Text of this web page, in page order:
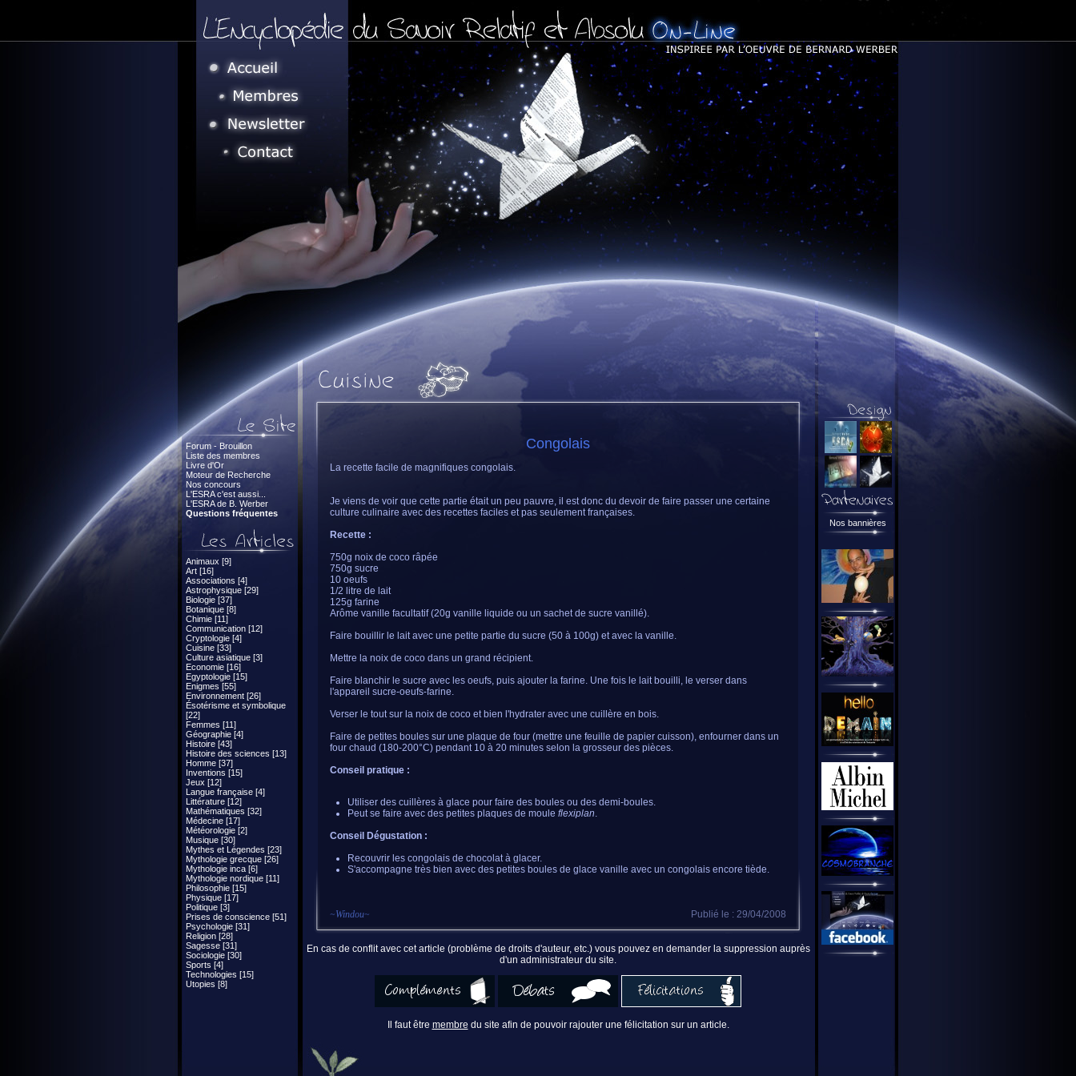
Forum - Brouillon
Liste des membres
Livre d'Or
Moteur de Recherche
Nos concours
L'ESRA c'est aussi...
L'ESRA de B. Werber
Questions fréquentes
Animaux [9]
Art [16]
Associations [4]
Astrophysique [29]
Biologie [37]
Botanique [8]
Chimie [11]
Communication [12]
Cryptologie [4]
Cuisine [33]
Culture asiatique [3]
Economie [16]
Egyptologie [15]
Enigmes [55]
Environnement [26]
Ésotérisme et symbolique
[22]
Femmes [11]
Géographie [4]
Histoire [43]
Histoire des sciences [13]
Homme [37]
Inventions [15]
Jeux [12]
Langue française [4]
Littérature [12]
Mathématiques [32]
Médecine [17]
Météorologie [2]
Musique [30]
Mythes et Légendes [23]
Mythologie grecque [26]
Mythologie inca [6]
Mythologie nordique [11]
Philosophie [15]
Physique [17]
Politique [3]
Prises de conscience [51]
Psychologie [31]
Religion [28]
Sagesse [31]
Sociologie [30]
Sports [4]
Technologies [15]
Utopies [8]
Congolais
La recette facile de magnifiques congolais.
Je viens de voir que cette partie était un peu pauvre, il est donc du devoir de faire passer une certaine
culture culinaire avec des recettes faciles et pas seulement françaises.
Recette :
750g noix de coco râpée
750g sucre
10 oeufs
1/2 litre de lait
125g farine
Arôme vanille facultatif (20g vanille liquide ou un sachet de sucre vanillé).
Faire bouillir le lait avec une petite partie du sucre (50 à 100g) et avec la vanille.
Mettre la noix de coco dans un grand récipient.
Faire blanchir le sucre avec les oeufs, puis ajouter la farine. Une fois le lait bouilli, le verser dans
l'appareil sucre-oeufs-farine.
Verser le tout sur la noix de coco et bien l'hydrater avec une cuillère en bois.
Faire de petites boules sur une plaque de four (mettre une feuille de papier cuisson), enfourner dans un
four chaud (180-200°C) pendant 10 à 20 minutes selon la grosseur des pièces.
Conseil pratique :
Utiliser des cuillères à glace pour faire des boules ou des demi-boules.
Peut se faire avec des petites plaques de moule flexiplan.
Conseil Dégustation :
Recouvrir les congolais de chocolat à glacer.
S'accompagne très bien avec des petites boules de glace vanille avec un congolais encore tiède.
~Windou~ Publié le : 29/04/2008
En cas de conflit avec cet article (problème de droits d'auteur, etc.) vous pouvez en demander la suppression auprès
d'un administrateur du site.
Il faut être membre du site afin de pouvoir rajouter une félicitation sur un article.
Nos bannières